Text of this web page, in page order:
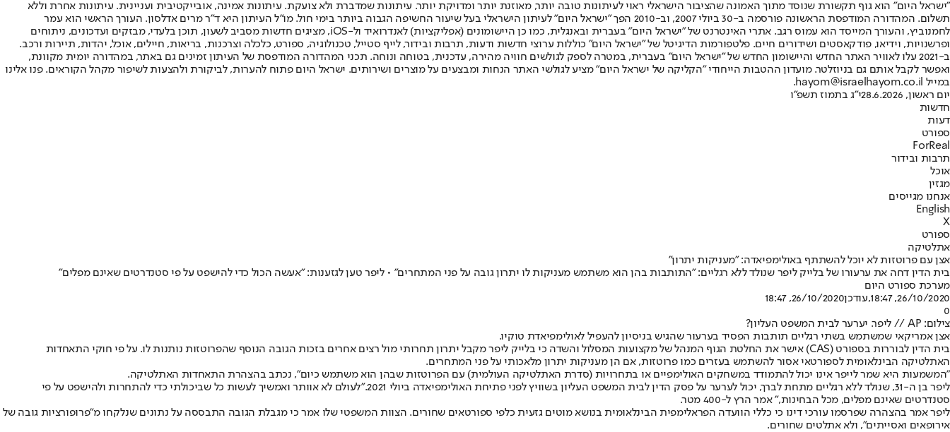
"ישראל היום" הוא גוף תקשורת שנוסד מתוך האמונה שהציבור הישראלי ראוי לעיתונות טובה יותר, מאוזנת יותר ומדויקת יותר. עיתונות שמדברת ולא צועקת. עיתונות אמינה, אובייקטיבית ועניינית. עיתונות אחרת וללא
תשלום. המהדורה המודפסת הראשונה פורסמה ב-30 ביולי 2007, וב-2010 הפך "ישראל היום" לעיתון הישראלי בעל שיעור החשיפה הגבוה ביותר בימי חול. מו"ל העיתון היא ד"ר מרים אדלסון. העורך הראשי הוא עמר
לחמנוביץ, והעורך המייסד הוא עמוס רגב. אתרי האינטרנט של "ישראל היום" בעברית ובאנגלית, כמו כן היישומונים (אפליקציות) לאנדרואיד ול-iOS, מציגים חדשות מסביב לשעון, תוכן בלעדי, מבזקים ועדכונים, ניתוחים
ופרשנויות, וידיאו, פודקאסטים ושידורים חיים. פלטפורמות הדיגיטל של "ישראל היום" כוללות ערוצי חדשות ודעות, תרבות ובידור, לייף סטייל, טכנולוגיה, ספורט, כלכלה וצרכנות, בריאות, חיילים, אוכל, יהדות, תיירות ורכב.
ב-2021 עלו לאוויר האתר החדש והיישומון החדש של "ישראל היום" בעברית, במטרה לספק לגולשים חוויה מהירה, עדכנית, בטוחה ונוחה. תכני המהדורה המודפסת של העיתון זמינים גם באתר, במהדורה יומית מקוונת,
ואפשר לקבל אותם גם בניוזלטר. מועדון ההטבות הייחודי "הקליקה של ישראל היום" מציע לגולשי האתר הנחות ומבצעים על מוצרים ושירותים. ישראל היום פתוח להערות, לביקורת ולהצעות לשיפור מקהל הקוראים. פנו אלינו
במייל hayom@israelhayom.co.il.
יום ראשון, 28.6.2026
י"ג בתמוז תשפ"ו
חדשות
דעות
ספורט
ForReal
תרבות ובידור
אוכל
מגזין
אנחנו מגייסים
English
X
ספורט
אתלטיקה
אצן עם פרוטזות לא יוכל להשתתף באולימפיאדה: "מעניקות יתרון"
בית הדין דחה את ערעורו של בלייק ליפר שנולד ללא רגליים: "התותבות בהן הוא משתמש מעניקות לו יתרון גובה על פני המתחרים" • ליפר טען לגזענות: "אעשה הכול כדי להישפט על פי סטנדרטים שאינם מפלים"
מערכת ספורט היום
26/10/2020, 18:47
,עודכן26/10/2020, 18:47
0
צילום: AP // ליפר. יערער לבית המשפט העליון?
אצן אמריקאי שמשתמש בשתי רגליים תותבות הפסיד בערעור שהגיש בניסיון להעפיל לאולימפיאדת טוקיו.
בית הדין לבוררות בספורט (CAS) אישר את החלטת הגוף המנהל של מקצועות המסלול והשדה כי בלייק ליפר מקבל יתרון תחרותי מול רצים אחרים בזכות הגובה הנוסף שהפרוטזות נותנות לו. על פי חוקי התאחדות
האתלטיקה הבינלאומית לספורטאי אסור להשתמש בעזרים כמו פרוטזות, אם הן מעניקות יתרון מלאכותי על פני המתחרים.
"המשמעות היא שמר לייפר אינו יכול להתמודד במשחקים האולימפיים או בתחרויות (סדרת האתלטיקה העולמית) עם הפרוטזות שבהן הוא משתמש כיום", נכתב בהצהרת התאחדות האתלטיקה.
ליפר בן ה-31, שנולד ללא רגליים מתחת לברך, יכול לערער על פסק הדין לבית המשפט העליון בשוויץ לפני פתיחת האולימפיאדה ביולי 2021.
"לעולם לא אוותר ואמשיך לעשות כל שביכולתי כדי להתחרות ולהישפט על פי
סטנדרטים שאינם מפלים, מכל הבחינות," אמר הרץ ל-400 מטר.
ליפר אמר בהצהרה שפרסמו עורכי דינו כי כללי הוועדה הפראלימפית הבינלאומית בנושא מוטים גזעית כלפי ספורטאים שחורים. הצוות המשפטי שלו אמר כי מגבלת הגובה התבססה על נתונים שנלקחו מ"פרופורציות גובה של
אירופאים ואסייתים", ולא אתלטים שחורים.